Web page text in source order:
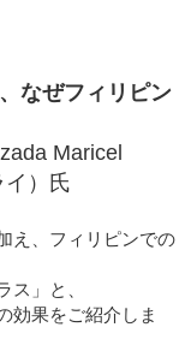
なぜフィリピン
Maricel
）氏
え、フィリピンでの
」と、
効果をご紹介しま